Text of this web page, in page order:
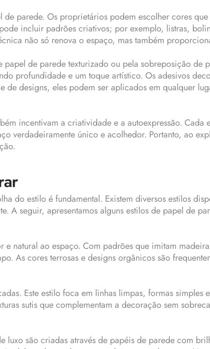
parede. Os proprietários podem escolher cores
incluir padrões criativos; por exemplo, listras,
não só renova o espaço, mas também
de parede texturizado ou pela sobreposição de
profundidade e um toque artístico. Os adesivos
designs, eles podem ser aplicados em qualquer
incentivam a criatividade e a autoexpressão. Cada
verdadeiramente único e acolhedor. Portanto, ao
do estilo é fundamental. Existem diversos estilos
A seguir, apresentamos alguns estilos de papel de
natural ao espaço. Com padrões que imitam
As cores terrosas e designs orgânicos são
Este estilo foca em linhas limpas, formas simples
sutis que complementam a decoração sem
luxo são criadas através de papéis de parede com